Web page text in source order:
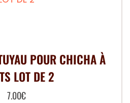
POUR CHICHA À
LOT DE 2
7.00€